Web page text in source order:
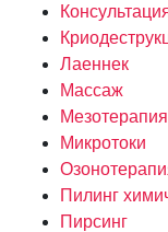
Лаеннек
Массаж
Мезотерапия
Микротоки
Пилинг
Пирсинг